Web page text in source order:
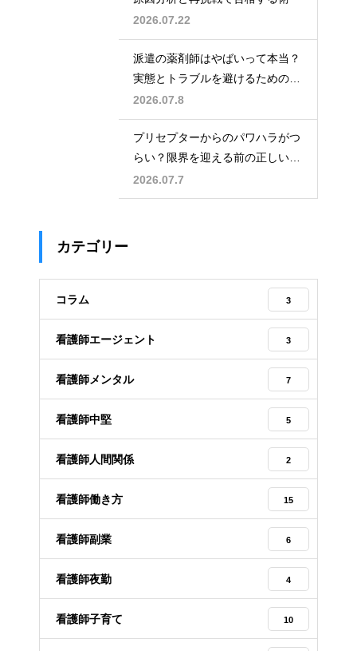
2026.07.22
派遣の薬剤師はやばいって本当？
実態とトラブルを避けるための働
き方を解説
2026.07.8
プリセプターからのパワハラがつ
らい？限界を迎える前の正しい対
処法
2026.07.7
カテゴリー
コラム 3
看護師エージェント 3
看護師メンタル 7
看護師中堅 5
看護師人間関係 2
看護師働き方 15
看護師副業 6
看護師夜勤 4
看護師子育て 10